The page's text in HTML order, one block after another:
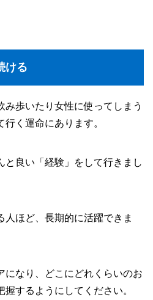
ける
み歩いたり女性に使ってしまう
く運命にあります。
と良い「経験」をして行きまし
人ほど、長期的に活躍できま
になり、どこにどれくらいのお
するようにしてください。